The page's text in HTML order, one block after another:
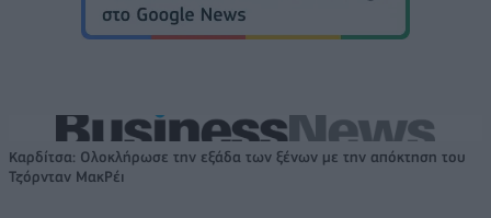
Καρδίτσα: Ολοκλήρωσε την εξάδα των ξένων με την απόκτηση του
Τζόρνταν ΜακΡέι